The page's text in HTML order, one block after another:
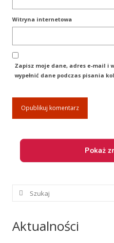
Witryna internetowa
Zapisz moje dane, adres e-mail i
wypełnić dane podczas pisania
Szuklaj
Aktualności